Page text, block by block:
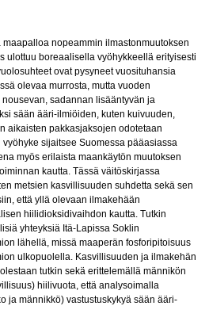
nopeammin ilmastonmuutoksen
ulottuu boreaalisella vyöhykkeellä erityisesti
ovat pysyneet vuosituhansia
olevaa murrosta, mutta vuoden
sadannan lisääntyvän ja
sään ääri-ilmiöiden, kuten kuivuuden,
aikaisten pakkasjaksojen odotetaan
sijaitsee Suomessa pääasiassa
myös erilaista maankäytön muutoksen
kautta. Tässä väitöskirjassa
metsien kasvillisuuden suhdetta sekä sen
että yllä olevaan ilmakehään
hiilidioksidivaihdon kautta. Tutkin
yhteyksiä Itä-Lapissa Soklin
lähellä, missä maaperän fosforipitoisuus
ulkopuolella. Kasvillisuuden ja ilmakehän
tutkin sekä erittelemällä männikön
hiilivuota, että analysoimalla
ja männikkö) vastustuskykyä sään ääri-